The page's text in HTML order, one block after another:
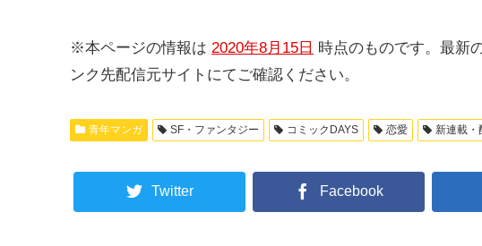
※本ページの情報は 2020年8月15日 時点のものです。最新
ンク先配信元サイトにてご確認ください。
青年マンガ SF・ファンタジー コミックDAYS 恋愛 新連載・
Twitter Facebook